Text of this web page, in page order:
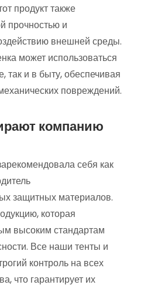
продукт также
прочностью и
внешней среды.
может использоваться
так и в быту, обеспечивая
повреждений.
компанию
себя как
защитных материалов.
которая
высоким стандартам
Все наши тенты и
контроль на всех
что гарантирует их